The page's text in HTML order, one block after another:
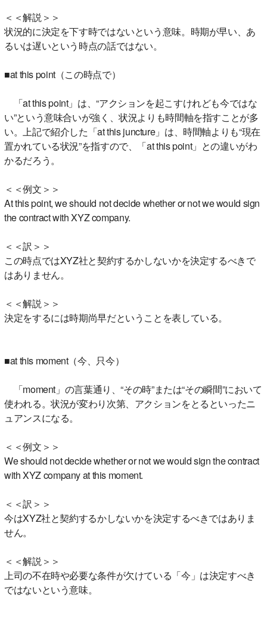
＜＜解説＞＞
状況的に決定を下す時ではないという意味。時期が早い、あ
るいは遅いという時点の話ではない。
■at this point（この時点で）
「at this point」は、“アクションを起こすけれども今ではな
い”という意味合いが強く、状況よりも時間軸を指すことが多
い。上記で紹介した「at this juncture」は、時間軸よりも“現在
置かれている状況”を指すので、「at this point」との違いがわ
かるだろう。
＜＜例文＞＞
At this point, we should not decide whether or not we would sign
the contract with XYZ company.
＜＜訳＞＞
この時点ではXYZ社と契約するかしないかを決定するべきで
はありません。
＜＜解説＞＞
決定をするには時期尚早だということを表している。
■at this moment（今、只今）
「moment」の言葉通り、“その時”または“その瞬間”において
使われる。状況が変わり次第、アクションをとるといったニ
ュアンスになる。
＜＜例文＞＞
We should not decide whether or not we would sign the contract
with XYZ company at this moment.
＜＜訳＞＞
今はXYZ社と契約するかしないかを決定するべきではありま
せん。
＜＜解説＞＞
上司の不在時や必要な条件が欠けている「今」は決定すべき
ではないという意味。